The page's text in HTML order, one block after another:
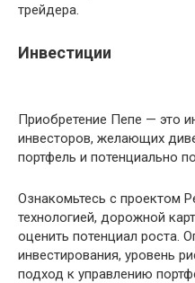
трейдера.
Инвестиции
Приобретение Пепе — это
инвесторов, желающих
портфель и потенциально
Ознакомьтесь с проектом
технологией, дорожной
оценить потенциал роста.
инвестирования, уровень
подход к управлению